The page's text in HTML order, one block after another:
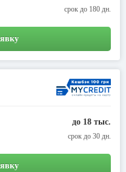
срок до 180 дн.
до 18 тыс.
срок до 30 дн.